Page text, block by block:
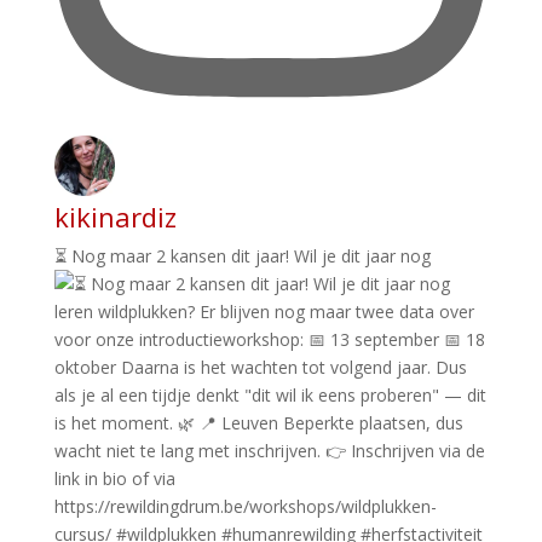
kikinardiz
⏳ Nog maar 2 kansen dit jaar! Wil je dit jaar nog